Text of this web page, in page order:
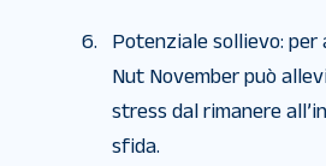
Potenziale sollievo: per
Nut November può
stress dal rimanere
sfida.